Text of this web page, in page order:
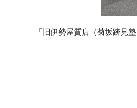
「旧伊勢屋質店（菊坂跡見